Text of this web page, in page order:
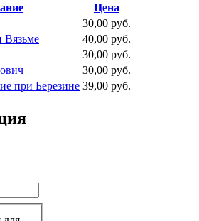
Цена
30,00 руб.
Вязьме
40,00 руб.
30,00 руб.
30,00 руб.
при Березине 39,00 руб.